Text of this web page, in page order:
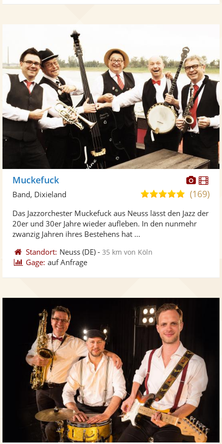
Fotos
Muckefuck
5,0
5
(169)
Band, Dixieland
Das Jazzorchester Muckefuck aus Neuss lässt den Jazz der
20er und 30er Jahre wieder aufleben. In den nunmehr
zwanzig Jahren ihres Bestehens hat ...
Standort: Neuss (DE) -35 km von Köln
Gage: auf Anfrage